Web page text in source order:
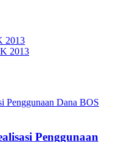
2013
2013
Penggunaan